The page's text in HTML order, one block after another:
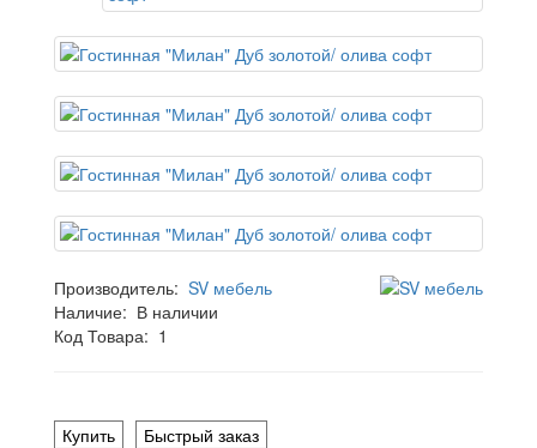
Производитель: SV мебель
Наличие: В наличии
Код Товара: 1
Купить
Быстрый заказ